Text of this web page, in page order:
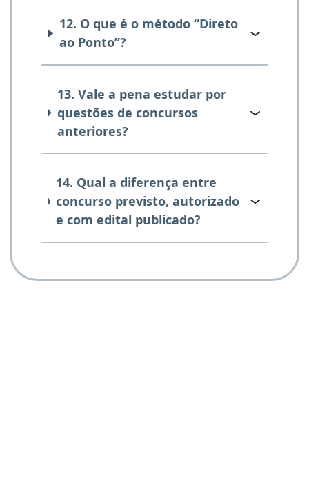
12. O que é o método “Direto
ao Ponto”?
13. Vale a pena estudar por
questões de concursos
anteriores?
14. Qual a diferença entre
concurso previsto, autorizado
e com edital publicado?